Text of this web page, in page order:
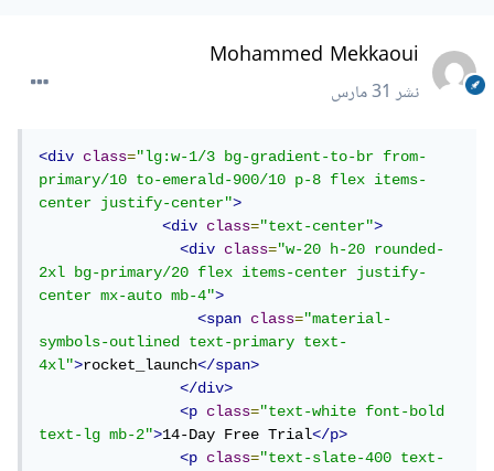
Mohammed Mekkaoui
نشر31 مارس
<div class="lg:w-1/3 bg-gradient-to-br from-
primary/10 to-emerald-900/10 p-8 flex items-
center justify-center">
<div
class="text-center">
<div
class="w-20 h-20 rounded-
2xl bg-primary/20 flex items-center justify-
center mx-auto mb-4">
<span
class="material-
symbols-outlined text-primary text-
4xl">rocket_launch</span>
</div>
<p
class="text-white font-bold
text-lg mb-2">14-Day Free Trial</p>
<p
class="text-slate-400 text-